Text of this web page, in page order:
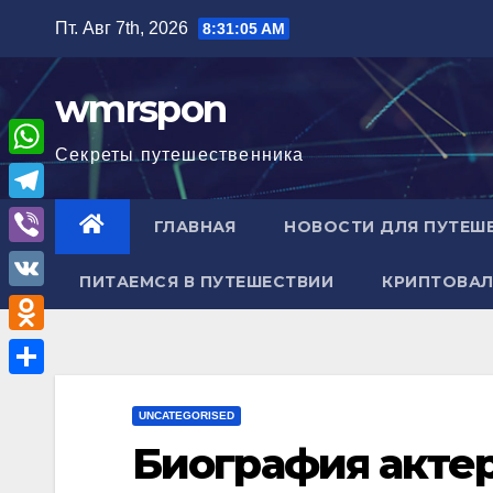
содержимому
Пт. Авг 7th, 2026 8:31:06 AM
wmrspon
Секреты путешественника
ГЛАВНАЯ НОВОСТИ ДЛЯ
ПИТАЕМСЯ В ПУТЕШЕСТВИИ
UNCATEGORISED
Биография
W
h
a
A
T
e
l
e
g
V
i
b
e
V
K
O